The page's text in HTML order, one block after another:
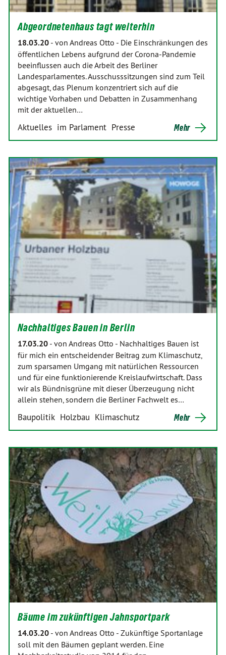
Abgeordnetenhaus tagt weiterhin
18.03.20 - von Andreas Otto - Die Einschränkungen des
öffentlichen Lebens aufgrund der Corona-Pandemie
beeinflussen auch die Arbeit des Berliner
Landesparlamentes. Ausschusssitzungen sind zum Teil
abgesagt, das Plenum konzentriert sich auf die
wichtige Vorhaben und Debatten in Zusammenhang
mit der aktuellen…
Aktuelles im Parlament Presse Mehr
Nachhaltiges Bauen in Berlin
17.03.20 - von Andreas Otto - Nachhaltiges Bauen ist
für mich ein entscheidender Beitrag zum Klimaschutz,
zum sparsamen Umgang mit natürlichen Ressourcen
und für eine funktionierende Kreislaufwirtschaft. Dass
wir als Bündnisgrüne mit dieser Überzeugung nicht
allein stehen, sondern die Berliner Fachwelt es…
Baupolitik Holzbau Klimaschutz Mehr
Bäume im zukünftigen Jahnsportpark
14.03.20 - von Andreas Otto - Zukünftige Sportanlage
soll mit den Bäumen geplant werden. Eine